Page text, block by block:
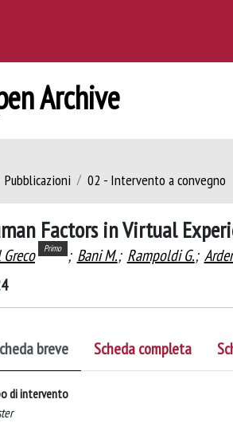
Archive
Pubblicazioni 02 - Intervento a convegno
Factors in Virtual
Primo ; Bani M.; Rampoldi G.;
breve Scheda completa
di intervento